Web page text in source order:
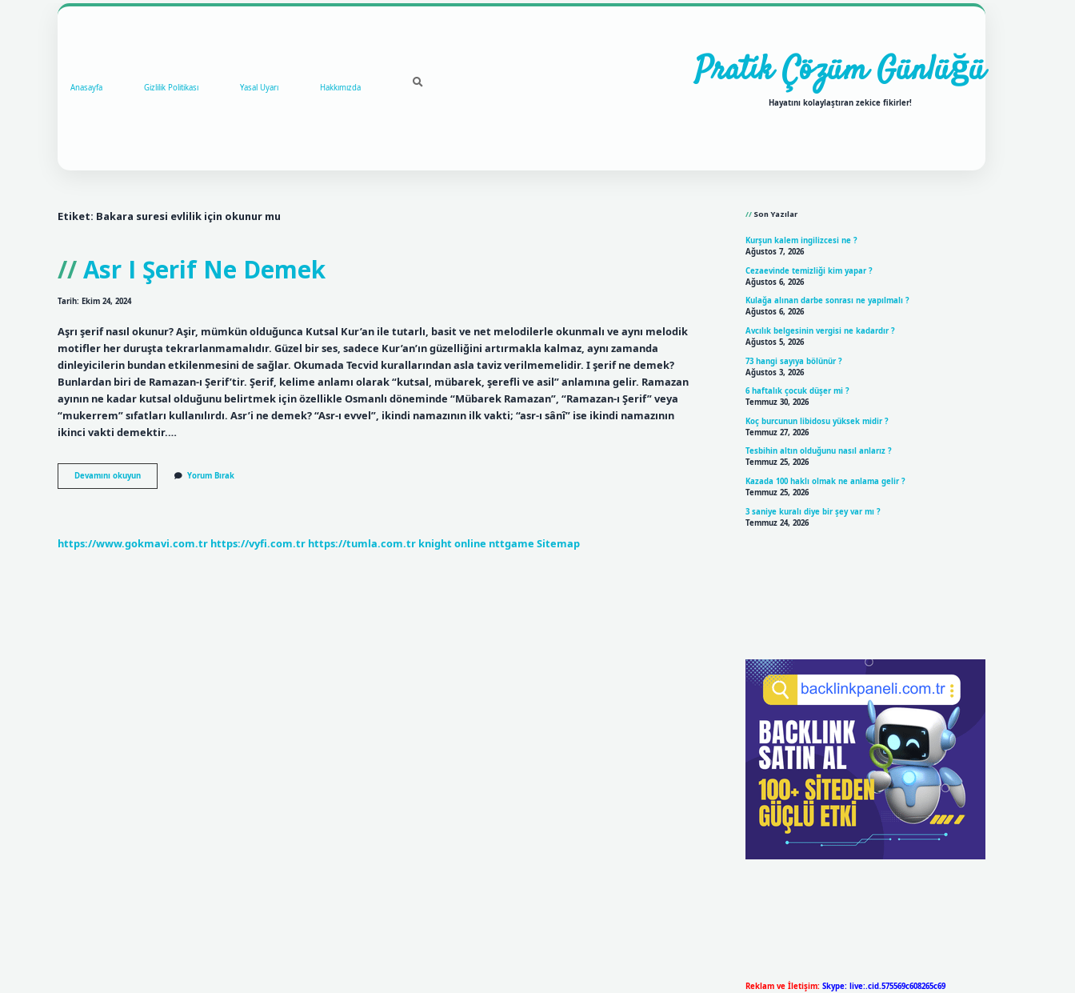
Anasayfa Gizlilik Politikası Yasal Uyarı Hakkımızda Pratik Çözüm Günlüğü
Hayatını kolaylaştıran zekice fikirler!
Etiket: Bakara suresi evlilik için okunur mu
Asr I Şerif Ne Demek
Tarih: Ekim 24, 2024
Aşrı şerif nasıl okunur? Aşir, mümkün olduğunca Kutsal Kur’an ile tutarlı, basit ve net melodilerle okunmalı ve aynı melodik
motifler her duruşta tekrarlanmamalıdır. Güzel bir ses, sadece Kur’an’ın güzelliğini artırmakla kalmaz, aynı zamanda
dinleyicilerin bundan etkilenmesini de sağlar. Okumada Tecvid kurallarından asla taviz verilmemelidir. I şerif ne demek?
Bunlardan biri de Ramazan-ı Şerif’tir. Şerif, kelime anlamı olarak “kutsal, mübarek, şerefli ve asil” anlamına gelir. Ramazan
ayının ne kadar kutsal olduğunu belirtmek için özellikle Osmanlı döneminde “Mübarek Ramazan”, “Ramazan-ı Şerif” veya
“mukerrem” sıfatları kullanılırdı. Asr’i ne demek? “Asr-ı evvel”, ikindi namazının ilk vakti; “asr-ı sânî” ise ikindi namazının
ikinci vakti demektir.…
Devamını okuyunAsr
I
Yorum Bırak
https://www.gokmavi.com.tr https://vyfi.com.tr https://tumla.com.tr knight online nttgame Sitemap
Son Yazılar
Kurşun kalem ingilizcesi ne ?
Ağustos 7, 2026
Cezaevinde temizliği kim yapar ?
Ağustos 6, 2026
Kulağa alınan darbe sonrası ne yapılmalı ?
Ağustos 6, 2026
Avcılık belgesinin vergisi ne kadardır ?
Ağustos 5, 2026
73 hangi sayıya bölünür ?
Ağustos 3, 2026
6 haftalık çocuk düşer mi ?
Temmuz 30, 2026
Koç burcunun libidosu yüksek midir ?
Temmuz 27, 2026
Tesbihin altın olduğunu nasıl anlarız ?
Temmuz 25, 2026
Kazada 100 haklı olmak ne anlama gelir ?
Temmuz 25, 2026
3 saniye kuralı diye bir şey var mı ?
Temmuz 24, 2026
Reklam ve İletişim: Skype: live:.cid.575569c608265c69